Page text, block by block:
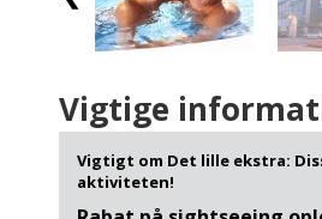
Vigtige
Vigtigt om Det lille ekstra:
aktiviteten!